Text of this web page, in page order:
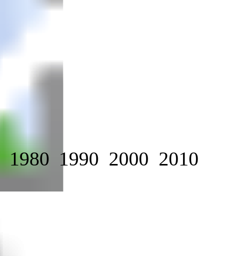
1980 1990 2000 2010